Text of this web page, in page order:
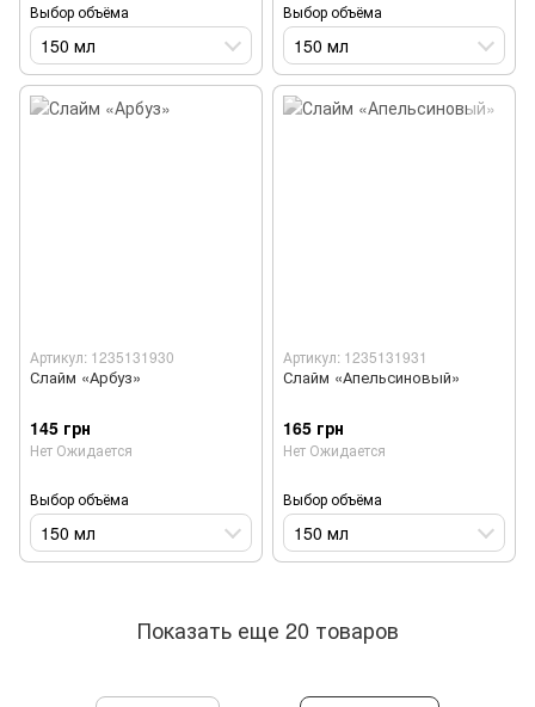
Выбор объёма
150 мл
Выбор объёма
150 мл
Артикул: 1235131930
Слайм «Арбуз»
145 грн
Нет Ожидается
Выбор объёма
150 мл
Артикул: 1235131931
Слайм «Апельсиновый»
165 грн
Нет Ожидается
Выбор объёма
150 мл
Показать еще 20 товаров